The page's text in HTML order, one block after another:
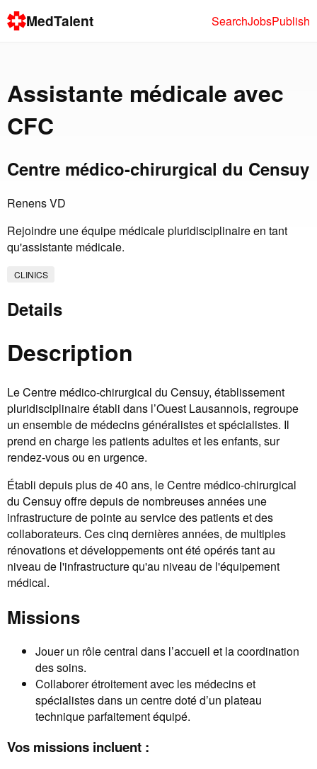
MedTalent SearchJobsPublish
Assistante médicale avec
CFC
Centre médico-chirurgical du Censuy
Renens VD
Rejoindre une équipe médicale pluridisciplinaire en tant
qu'assistante médicale.
CLINICS
Details
Description
Le Centre médico-chirurgical du Censuy, établissement
pluridisciplinaire établi dans l’Ouest Lausannois, regroupe
un ensemble de médecins généralistes et spécialistes. Il
prend en charge les patients adultes et les enfants, sur
rendez-vous ou en urgence.
Établi depuis plus de 40 ans, le Centre médico-chirurgical
du Censuy offre depuis de nombreuses années une
infrastructure de pointe au service des patients et des
collaborateurs. Ces cinq dernières années, de multiples
rénovations et développements ont été opérés tant au
niveau de l'infrastructure qu'au niveau de l'équipement
médical.
Missions
Jouer un rôle central dans l’accueil et la coordination
des soins.
Collaborer étroitement avec les médecins et
spécialistes dans un centre doté d’un plateau
technique parfaitement équipé.
Vos missions incluent :